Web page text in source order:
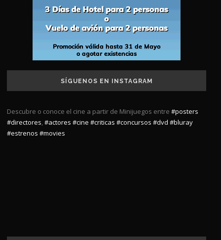
SÍGUENOS EN INSTAGRAM
Descubre o conoce el cine a partir de Minijuegos entre #posters
#directores,#actores #cine #criticas #concursos #dvd #bluray
#estrenos #movies